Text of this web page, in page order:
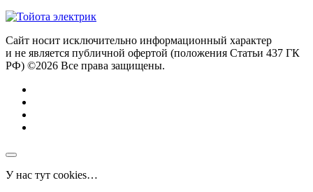
Сайт носит исключительно информационный характер
и не является публичной офертой (положения Статьи 437 ГК
РФ) ©2026 Все права защищены.
У нас тут cookies…